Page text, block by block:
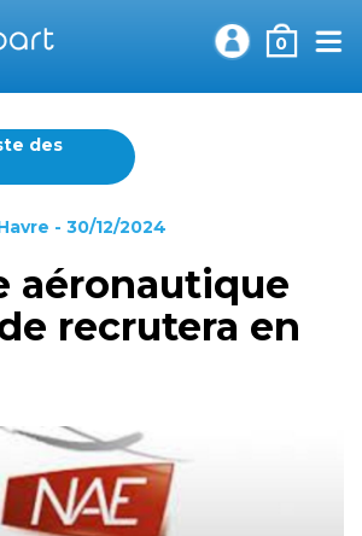
0
des
- 30/12/2024
aéronautique
recrutera en